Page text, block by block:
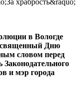
в Вологде
Дню
словом перед
и мэр города